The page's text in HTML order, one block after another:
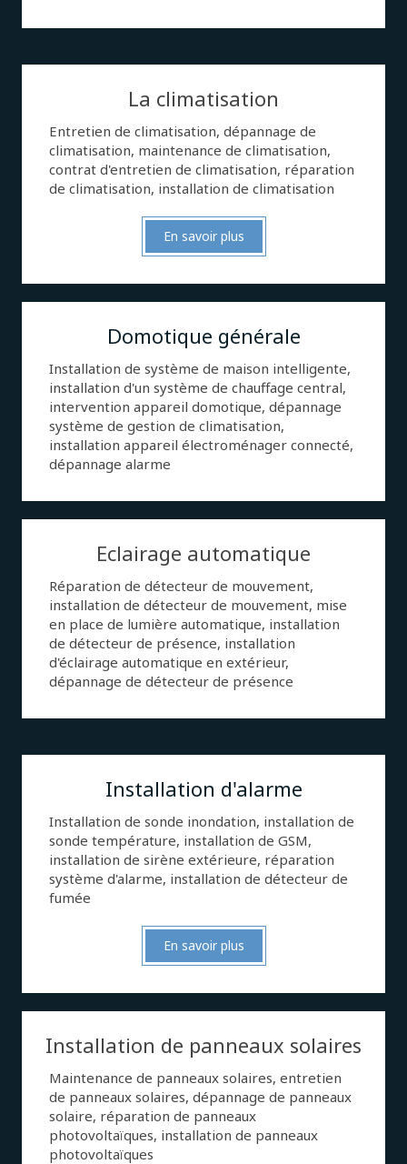
La climatisation
Entretien de climatisation, dépannage de
climatisation, maintenance de climatisation,
contrat d'entretien de climatisation, réparation
de climatisation, installation de climatisation
En savoir plus
Domotique générale
Installation de système de maison intelligente,
installation d'un système de chauffage central,
intervention appareil domotique, dépannage
système de gestion de climatisation,
installation appareil électroménager connecté,
dépannage alarme
Eclairage automatique
Réparation de détecteur de mouvement,
installation de détecteur de mouvement, mise
en place de lumière automatique, installation
de détecteur de présence, installation
d'éclairage automatique en extérieur,
dépannage de détecteur de présence
Installation d'alarme
Installation de sonde inondation, installation de
sonde température, installation de GSM,
installation de sirène extérieure, réparation
système d'alarme, installation de détecteur de
fumée
En savoir plus
Installation de panneaux solaires
Maintenance de panneaux solaires, entretien
de panneaux solaires, dépannage de panneaux
solaire, réparation de panneaux
photovoltaïques, installation de panneaux
photovoltaïques